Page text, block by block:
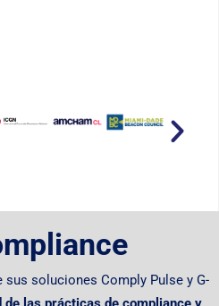
sus soluciones Comply Pulse y G-